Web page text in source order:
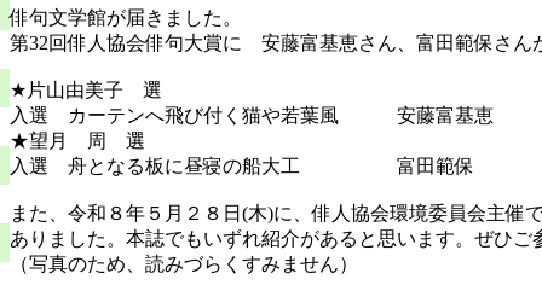
俳句文学館が届きました。
第32回俳人協会俳句大賞に 安藤富基恵さん、富田範保さん
★片山由美子 選
入選 カーテンへ飛び付く猫や若葉風 安藤富基恵
★望月 周 選
入選 舟となる板に昼寝の船大工 富田範保
また、令和８年５月２８日(木)に、俳人協会環境委員会主
ありました。本誌でもいずれ紹介があると思います。ぜひご
（写真のため、読みづらくすみません）